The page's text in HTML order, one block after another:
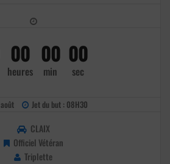
00
heures
00
min
00
sec
Jet du but : 08H30
CLAIX
Officiel Vétéran
Triplette